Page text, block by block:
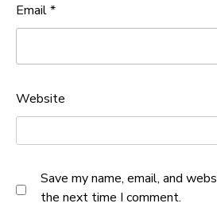
Email*
Website
Save my name, email, and
the next time I comment.